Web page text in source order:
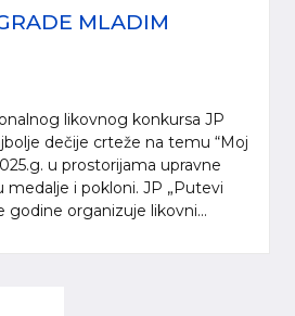
MLADIM
likovnog konkursa JP
dečije crteže na temu “Moj
u prostorijama upravne
medalje i pokloni. JP „Putevi
godine organizuje likovni...